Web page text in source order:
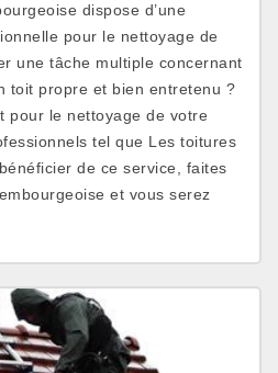
dispose d’une
pour le nettoyage de
une tâche multiple concernant
toit propre et bien entretenu ?
pour le nettoyage de votre
tel que Les toitures
de ce service, faites
et vous serez